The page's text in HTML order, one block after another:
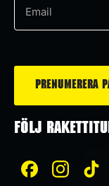
post
FÖLJ